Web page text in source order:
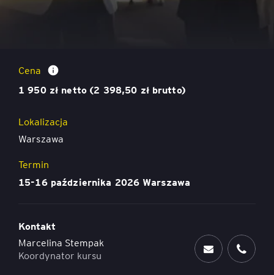
Cena
1 950 zł netto (2 398,50 zł brutto)
Lokalizacja
Warszawa
Termin
15-16 października 2026 Warszawa
Kontakt
Marcelina Stempak
Koordynator kursu